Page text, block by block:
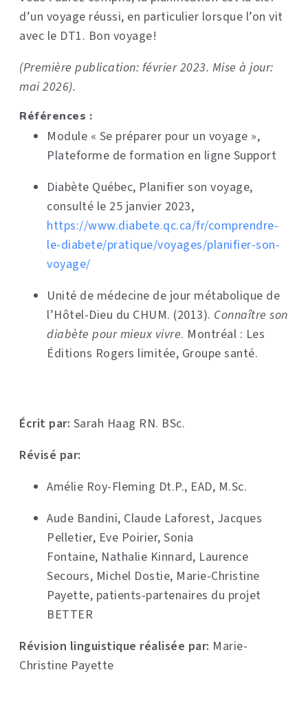
d’un voyage réussi, en particulier lorsque l’on vit
avec le DT1. Bon voyage!
(Première publication: février 2023. Mise à jour:
mai 2026).
Références :
Module « Se préparer pour un voyage »,
Plateforme de formation en ligne Support
Diabète Québec, Planifier son voyage,
consulté le 25 janvier 2023,
https://www.diabete.qc.ca/fr/comprendre-
le-diabete/pratique/voyages/planifier-son-
voyage/
Unité de médecine de jour métabolique de
l’Hôtel-Dieu du CHUM. (2013). Connaître son
diabète pour mieux vivre. Montréal : Les
Éditions Rogers limitée, Groupe santé.
Écrit par: Sarah Haag RN. BSc.
Révisé par:
Amélie Roy-Fleming Dt.P., EAD, M.Sc.
Aude Bandini, Claude Laforest, Jacques
Pelletier, Eve Poirier, Sonia
Fontaine, Nathalie Kinnard, Laurence
Secours, Michel Dostie, Marie-Christine
Payette, patients-partenaires du projet
BETTER
Révision linguistique réalisée par: Marie-
Christine Payette